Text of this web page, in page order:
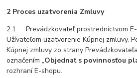
2 Proces uzatvorenia Zmluvy
2.1 Prevádzkovateľ prostredníctvom
Užívateľom uzatvorenie Kúpnej zmluvy.
Kúpnej zmluvy zo strany
označením „Objednať s povinnosťou
rozhraní E-shopu.